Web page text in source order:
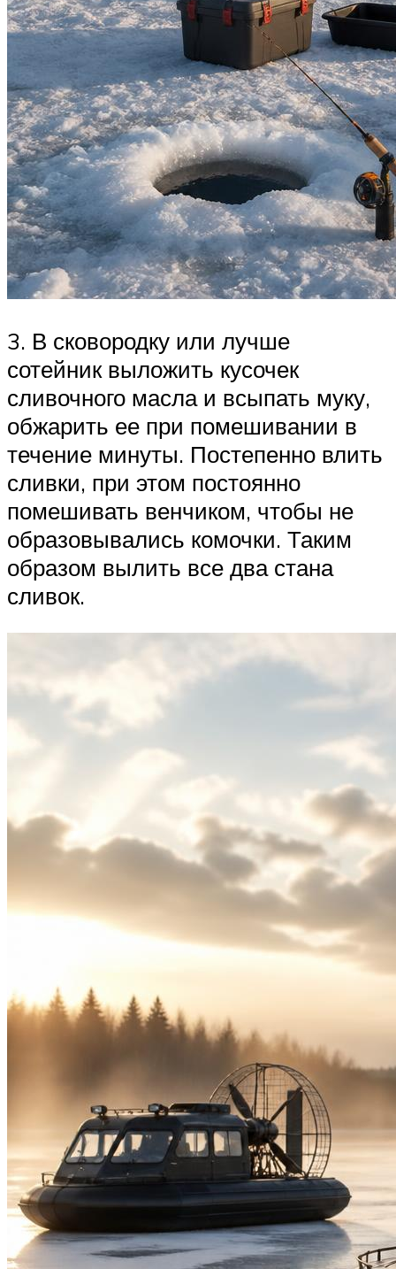
3. В сковородку или лучше
сотейник выложить кусочек
сливочного масла и всыпать муку,
обжарить ее при помешивании в
течение минуты. Постепенно влить
сливки, при этом постоянно
помешивать венчиком, чтобы не
образовывались комочки. Таким
образом вылить все два стана
сливок.